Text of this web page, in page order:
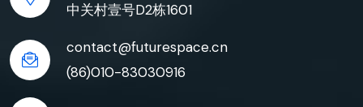
中关村壹号D2栋1601
contact@futurespace.cn
(86)010-83030916